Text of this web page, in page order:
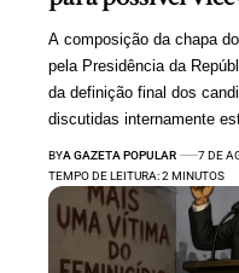
A composição da chapa
pela Presidência da
da definição final dos
discutidas internamente
BYA GAZETA POPULAR
7 DE
TEMPO DE LEITURA: 2 MINUTOS